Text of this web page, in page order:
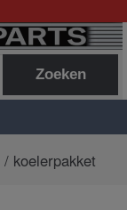
Zoeken
/ koelerpakket